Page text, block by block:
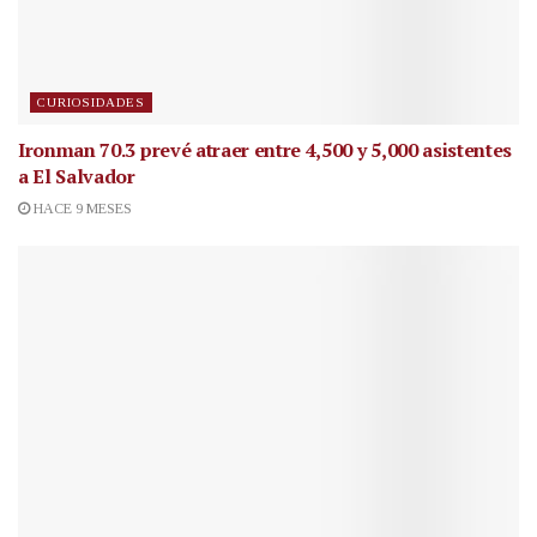
CURIOSIDADES
Ironman 70.3 prevé atraer entre 4,500 y 5,000 asistentes
a El Salvador
HACE 9 MESES